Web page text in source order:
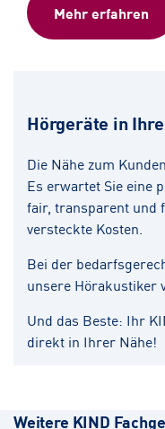
Mehr erfahren
Hörgeräte in
Die Nähe zum
Es erwartet Sie eine
fair, transparent und
versteckte Kosten.
Bei der
unsere Hörakustiker
Und das Beste: Ihr
direkt in Ihrer Nähe!
Weitere KIND